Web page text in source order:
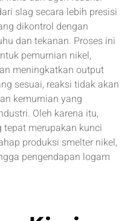
slag secara lebih presisi
dikontrol dengan
dan tekanan. Proses ini
pemurnian nikel,
meningkatkan output
sesuai, reaksi tidak akan
kemurnian yang
Oleh karena itu,
merupakan kunci
produksi smelter nikel,
pengendapan logam